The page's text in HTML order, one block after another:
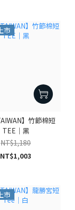
市
】竹節棉短
TEE｜黑
NT$1,180
NT$1,003
市